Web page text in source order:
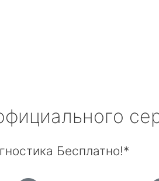
Бесплатно!*